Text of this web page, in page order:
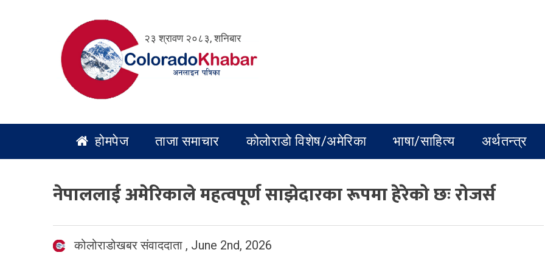
२३ श्रावण २०८३, शनिबार
होमपेज ताजा समाचार कोलोराडो विशेष/अमेरिका भाषा/साहित्य अर्थतन्त्र
नेपाललाई अमेरिकाले महत्वपूर्ण साझेदारका रूपमा हेरेको छः रोजर्स
कोलोराडोखबर संवाददाता , June 2nd, 2026